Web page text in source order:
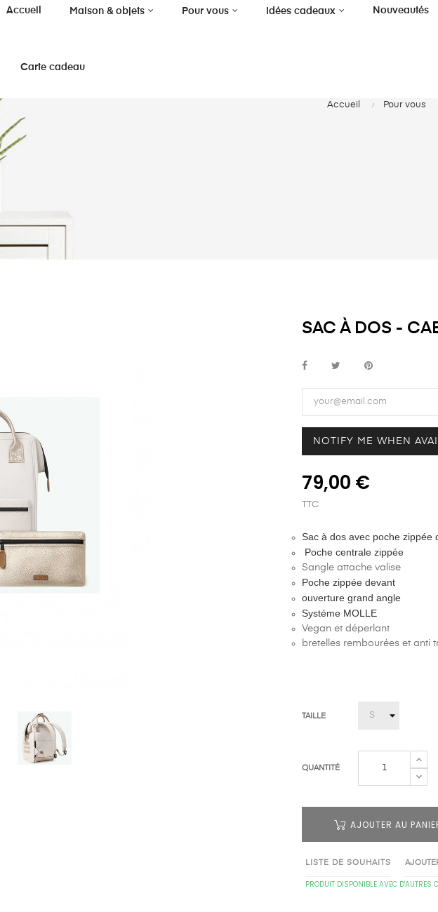
Accueil Maison & objets Pour vous Idées cadeaux Nouveautés
Carte cadeau
Accueil Pour vous
SAC À DOS -
NOTIFY ME WHEN
79,00 €
TTC
Sac à dos avec poche zippée
Poche centrale zippée
Sangle attache valise
Poche zippée devant
ouverture grand angle
Systéme MOLLE
Vegan et déperlant
bretelles rembourées et anti
TAILLE
QUANTITÉ
AJOUTER AU
LISTE DE SOUHAITS
PRODUIT DISPONIBLE AVEC D'AUTRES